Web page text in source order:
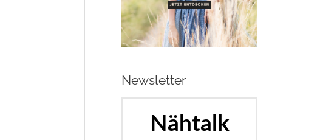
Newsletter
Nähtalk